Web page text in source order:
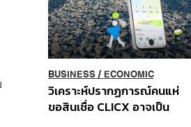
BUSINESS/ ECONOMIC
วิเคราะห์ปรากฏการณ์คนแห่
ขอสินเชื่อ CLICX อาจเป็น